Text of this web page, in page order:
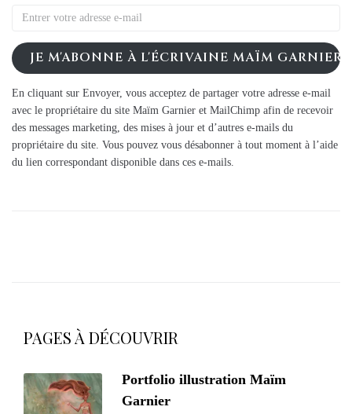
JE M'ABONNE À L'ÉCRIVAINE MAÏM GARNIER
En cliquant sur Envoyer, vous acceptez de partager votre adresse e-mail
avec le propriétaire du site Maïm Garnier et MailChimp afin de recevoir
des messages marketing, des mises à jour et d’autres e-mails du
propriétaire du site. Vous pouvez vous désabonner à tout moment à l’aide
du lien correspondant disponible dans ces e-mails.
PAGES À DÉCOUVRIR
Portfolio illustration Maïm
Garnier